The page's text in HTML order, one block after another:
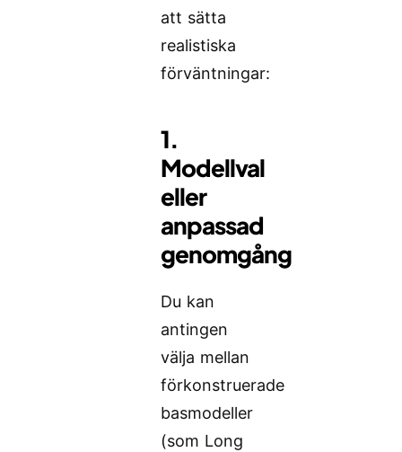
att sätta
realistiska
förväntningar:
1.
Modellval
eller
anpassad
genomgång
Du kan
antingen
välja mellan
förkonstruerade
basmodeller
(som Long